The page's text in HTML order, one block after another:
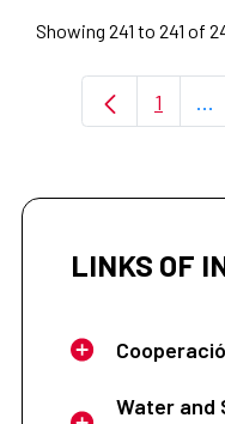
Showing 241 to 241 of
Page
1 ...
LINKS OF
Water and